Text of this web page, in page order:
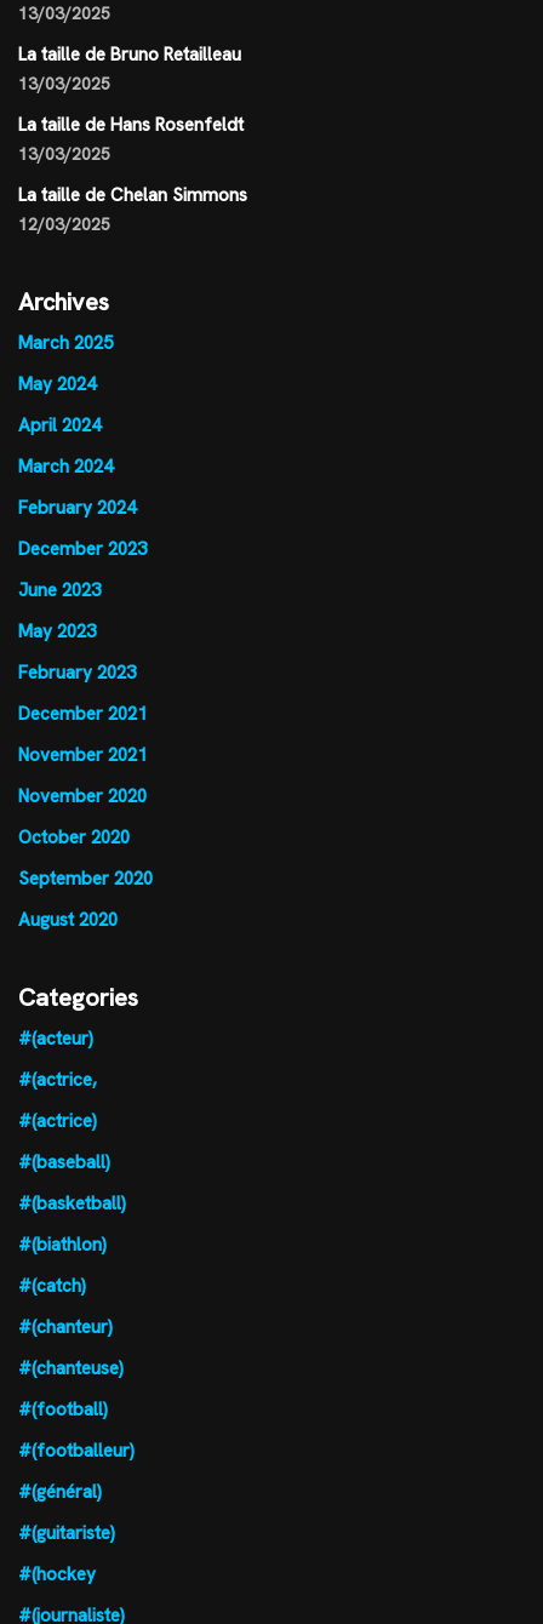
13/03/2025
La taille de Bruno Retailleau
13/03/2025
La taille de Hans Rosenfeldt
13/03/2025
La taille de Chelan Simmons
12/03/2025
Archives
March 2025
May 2024
April 2024
March 2024
February 2024
December 2023
June 2023
May 2023
February 2023
December 2021
November 2021
November 2020
October 2020
September 2020
August 2020
Categories
#(acteur)
#(actrice,
#(actrice)
#(baseball)
#(basketball)
#(biathlon)
#(catch)
#(chanteur)
#(chanteuse)
#(football)
#(footballeur)
#(général)
#(guitariste)
#(hockey
#(journaliste)